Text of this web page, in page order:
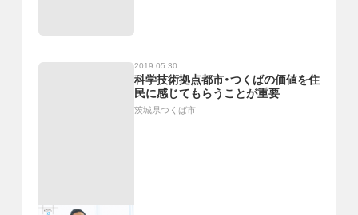
2019.05.30
科学技術拠点都市・つくばの価値を住
民に感じてもらうことが重要
茨城県つくば市